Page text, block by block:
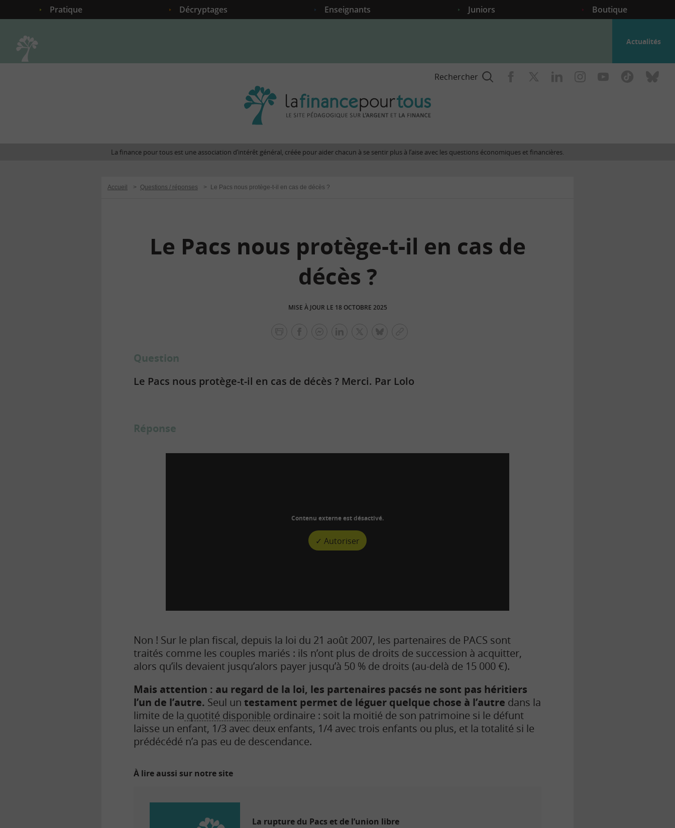
Pratique Décryptages Enseignants Juniors Boutique
Actualités
Rechercher
finance
site
La finance pour tous est une association d’intérêt général, créée pour aider chacun à se sentir plus à l’aise avec les questions économiques et financières.
Accueil > Questions / réponses > Le Pacs nous protège-t-il en cas de décès ?
Le Pacs nous protège-t-il en cas de
décès ?
MISE À JOUR LE 18 OCTOBRE 2025
Question
Le Pacs nous protège-t-il en cas de décès ? Merci. Par Lolo
Réponse
Contenu externe est désactivé.
✓ Autoriser
Non ! Sur le plan fiscal, depuis la loi du 21 août 2007, les partenaires de PACS sont
traités comme les couples mariés : ils n’ont plus de droits de succession à acquitter,
alors qu’ils devaient jusqu’alors payer jusqu’à 50 % de droits (au-delà de 15 000 €).
Mais attention : au regard de la loi, les partenaires pacsés ne sont pas héritiers
l’un de l’autre. Seul un testament permet de léguer quelque chose à l’autre dans la
limite de la quotité disponible ordinaire : soit la moitié de son patrimoine si le défunt
laisse un enfant, 1/3 avec deux enfants, 1/4 avec trois enfants ou plus, et la totalité si le
prédécédé n’a pas eu de descendance.
À lire aussi sur notre site
La rupture du Pacs et de l’union libre